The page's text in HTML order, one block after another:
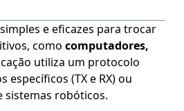
e eficazes para trocar
como computadores,
utiliza um protocolo
(TX e RX) ou
robóticos.